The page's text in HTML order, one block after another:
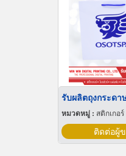
รับผลิตถุงกระดา
หมวดหมู่ : สติกเกอร์
ติดต่อผู้